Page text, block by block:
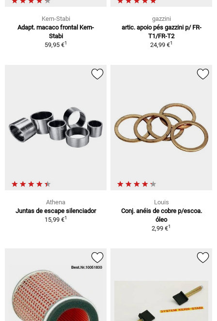
Kern-Stabi
Adapt. macaco frontal Kern-
Stabi
59,95 €1
gazzini
artic. apoio pés gazzini p/ FR-
T1/FR-T2
24,99 €1
Athena
Juntas de escape silenciador
15,99 €1
Louis
Conj. anéis de cobre p/escoa.
óleo
2,99 €1